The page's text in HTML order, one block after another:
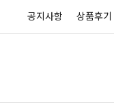
공지사항 상품후기